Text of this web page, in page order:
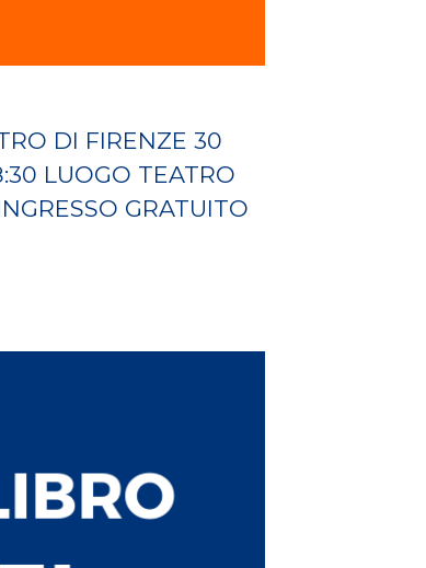
DI FIRENZE 30
LUOGO TEATRO
GRATUITO